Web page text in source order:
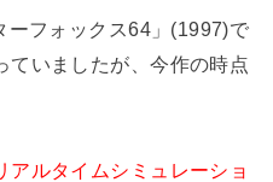
ーフォックス64」(1997)で
ていましたが、今作の時点
ルタイムシミュレーショ